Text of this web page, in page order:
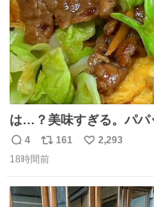
は…？美味すぎる。パパ
足感エグいの天才だろ🥹
返
信
4
リ
ポ
ト
161
い
数
2,293
18時間前